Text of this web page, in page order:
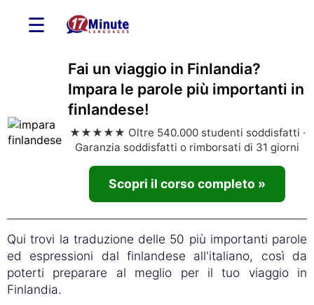
☰
Fai un viaggio in Finlandia?
Impara le parole più importanti in
finlandese!
★★★★★ Oltre 540.000 studenti soddisfatti ·
Garanzia soddisfatti o rimborsati di 31 giorni
Scopri il corso completo »
Qui trovi la traduzione delle 50 più importanti parole
ed espressioni dal finlandese all'italiano, così da
poterti preparare al meglio per il tuo viaggio in
Finlandia.